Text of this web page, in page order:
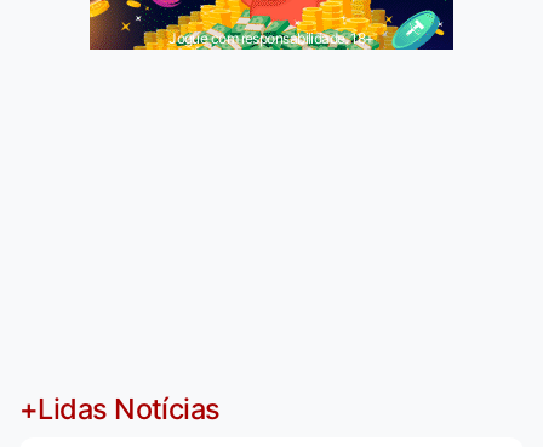
Jogue com responsabilidade. 18+
+Lidas Notícias